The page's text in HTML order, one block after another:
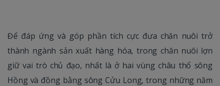
Để đáp ứng và góp phần tích cực đưa chăn nuôi trở
thành ngành sản xuất hàng hóa, trong chăn nuôi lợn
giữ vai trò chủ đạo, nhất là ở hai vùng châu thổ sông
Hồng và đồng bằng sông Cửu Long, trong những năm